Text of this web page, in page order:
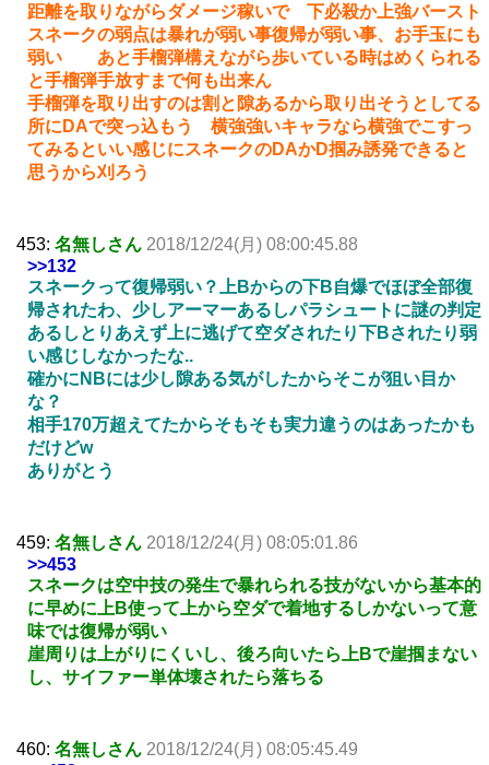
距離を取りながらダメージ稼いで 下必殺か上強バースト
スネークの弱点は暴れが弱い事復帰が弱い事、お手玉にも
弱い あと手榴弾構えながら歩いている時はめくられる
と手榴弾手放すまで何も出来ん
手榴弾を取り出すのは割と隙あるから取り出そうとしてる
所にDAで突っ込もう 横強強いキャラなら横強でこすっ
てみるといい感じにスネークのDAかD掴み誘発できると
思うから刈ろう
453: 名無しさん 2018/12/24(月) 08:00:45.88
>>132
スネークって復帰弱い？上Bからの下B自爆でほぼ全部復
帰されたわ、少しアーマーあるしパラシュートに謎の判定
あるしとりあえず上に逃げて空ダされたり下Bされたり弱
い感じしなかったな..
確かにNBには少し隙ある気がしたからそこが狙い目か
な？
相手170万超えてたからそもそも実力違うのはあったかも
だけどw
ありがとう
459: 名無しさん 2018/12/24(月) 08:05:01.86
>>453
スネークは空中技の発生で暴れられる技がないから基本的
に早めに上B使って上から空ダで着地するしかないって意
味では復帰が弱い
崖周りは上がりにくいし、後ろ向いたら上Bで崖掴まない
し、サイファー単体壊されたら落ちる
460: 名無しさん 2018/12/24(月) 08:05:45.49